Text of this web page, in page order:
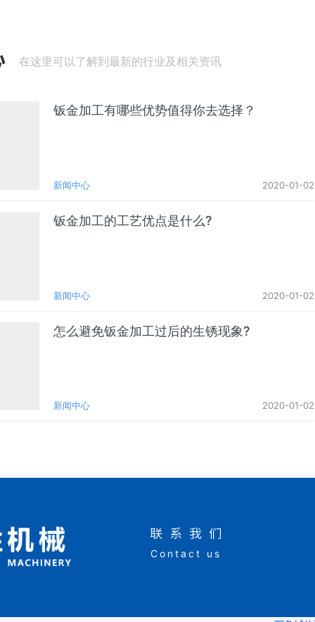
钣金加工有哪些优势值得你去选择？
新闻中心 2020-01-02
钣金加工的工艺优点是什么?
新闻中心 2020-01-02
怎么避免钣金加工过后的生锈现象?
新闻中心 2020-01-02
在这里可以了解到最新的行业及相关资讯
联系我们
Contact us